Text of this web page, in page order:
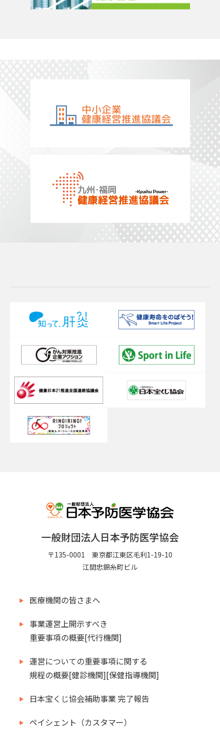
一般財団法人日本予防医学協会
〒135-0001 東京都江東区毛利1-19-10
江間忠錦糸町ビル
医療機関の皆さまへ
事業運営上開示すべき
重要事項の概要[代行機関]
運営についての重要事項に関する
規程の概要[健診機関][保健指導機関]
日本宝くじ協会補助事業 完了報告
ペイシェント（カスタマー）